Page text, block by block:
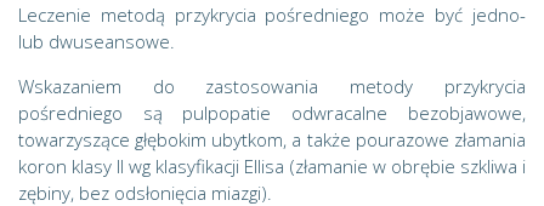
Leczenie metodą przykrycia pośredniego może być jedno-
lub dwuseansowe.
Wskazaniem do zastosowania metody przykrycia
pośredniego są pulpopatie odwracalne bezobjawowe,
towarzyszące głębokim ubytkom, a także pourazowe złamania
koron klasy II wg klasyfikacji Ellisa (złamanie w obrębie szkliwa i
zębiny, bez odsłonięcia miazgi).